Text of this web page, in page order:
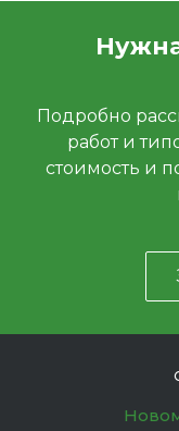
Подробно
работ и
стоимость и